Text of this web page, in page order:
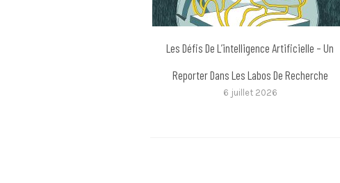
Les Défis De L’intelligence Artificielle – Un
Reporter Dans Les Labos De Recherche
6 juillet 2026